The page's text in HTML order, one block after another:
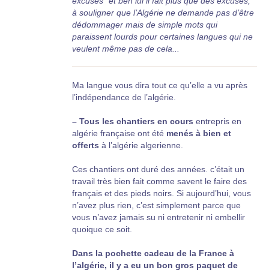
à souligner que l’Algérie ne demande pas d’être
dédommager mais de simple mots qui
paraissent lourds pour certaines langues qui ne
veulent même pas de cela...
Ma langue vous dira tout ce qu’elle a vu après
l’indépendance de l’algérie.
– Tous les chantiers en cours entrepris en
algérie française ont été menés à bien et
offerts à l’algérie algerienne.
Ces chantiers ont duré des années. c’était un
travail très bien fait comme savent le faire des
français et des pieds noirs. Si aujourd’hui, vous
n’avez plus rien, c’est simplement parce que
vous n’avez jamais su ni entretenir ni embellir
quoique ce soit.
Dans la pochette cadeau de la France à
l’algérie, il y a eu un bon gros paquet de